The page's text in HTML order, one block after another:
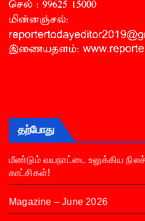
தற்போது
மீண்டும் வயநாட்டை உலுக்கிய
காட்சிகள்!
Magazine – June 2026